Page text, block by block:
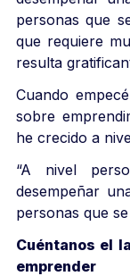
personas que
que requiere
resulta
Cuando
sobre
he crecido a
“A nivel
desempeñar
personas que
Cuéntanos el
emprender